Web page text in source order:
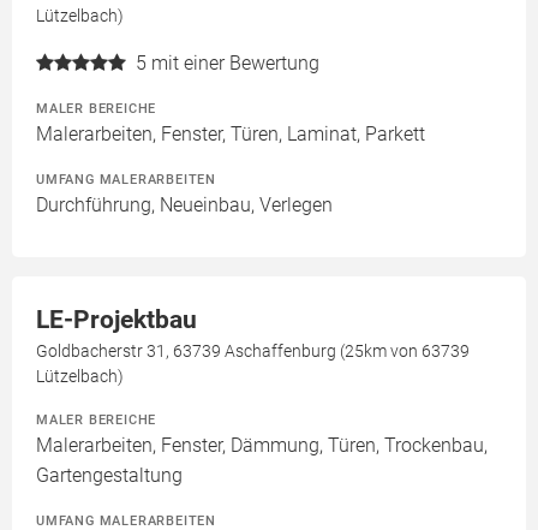
Lützelbach)
5 mit einer Bewertung
MALER BEREICHE
Malerarbeiten, Fenster, Türen, Laminat, Parkett
UMFANG MALERARBEITEN
Durchführung, Neueinbau, Verlegen
LE-Projektbau
Goldbacherstr 31, 63739 Aschaffenburg (25km von 63739
Lützelbach)
MALER BEREICHE
Malerarbeiten, Fenster, Dämmung, Türen, Trockenbau,
Gartengestaltung
UMFANG MALERARBEITEN